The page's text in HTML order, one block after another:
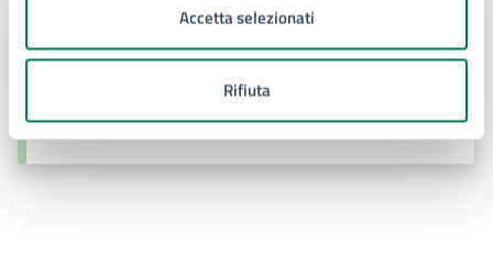
Accetta selezionati
Rifiuta
Ufficio di Gabinetto
Telefono:0931451786